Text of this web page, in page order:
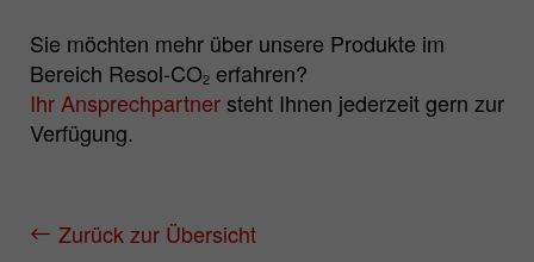
Sie möchten mehr über unsere Produkte im
Bereich Resol-CO2 erfahren?
Ihr Ansprechpartnersteht Ihnen jederzeit gern zur
Verfügung.
Zurück zur Übersicht
Anbieter
Matomo Server Hüttenes-Albertus
Chemische Werke GmbH (HA Group)
Laufzeit